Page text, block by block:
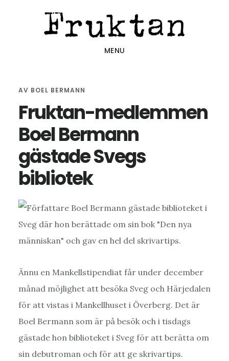
MENU
AV BOEL BERMANN
Fruktan-medlemmen
Boel Bermann
gästade Svegs
bibliotek
Ännu en Mankellstipendiat får under december
månad möjlighet att besöka Sveg och Härjedalen
för att vistas i Mankellhuset i Överberg. Det är
Boel Bermann som är på besök och i tisdags
gästade hon biblioteket i Sveg för att berätta om
sin debutroman och för att ge skrivartips.